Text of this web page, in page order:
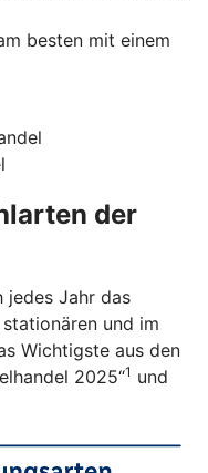
besten mit einem
der
jedes Jahr das
und im
Wichtigste aus den
2025“1 und